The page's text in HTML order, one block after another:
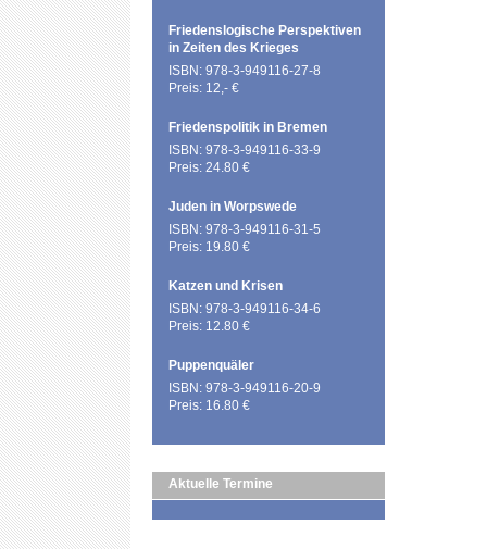
Friedenslogische Perspektiven
in Zeiten des Krieges
ISBN: 978-3-949116-27-8
Preis: 12,- €
Friedenspolitik in Bremen
ISBN: 978-3-949116-33-9
Preis: 24.80 €
Juden in Worpswede
ISBN: 978-3-949116-31-5
Preis: 19.80 €
Katzen und Krisen
ISBN: 978-3-949116-34-6
Preis: 12.80 €
Puppenquäler
ISBN: 978-3-949116-20-9
Preis: 16.80 €
Aktuelle Termine